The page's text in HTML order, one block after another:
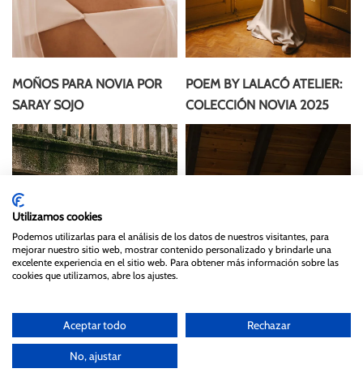
MOÑOS PARA NOVIA POR
SARAY SOJO
POEM BY LALACÓ ATELIER:
COLECCIÓN NOVIA 2025
Utilizamos cookies
Podemos utilizarlas para el análisis de los datos de nuestros visitantes, para
mejorar nuestro sitio web, mostrar contenido personalizado y brindarle una
excelente experiencia en el sitio web. Para obtener más información sobre las
cookies que utilizamos, abre los ajustes.
Aceptar todo Rechazar
No, ajustar